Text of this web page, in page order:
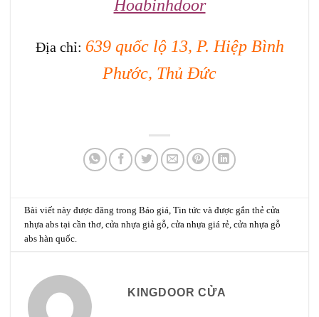
Hoabinhdoor
Địa chỉ: 639 quốc lộ 13, P. Hiệp Bình
Phước, Thủ Đức
Bài viết này được đăng trongBáo giá ,Tin tức và được gắn thẻcửa
nhựa abs tại cần thơ ,cửa nhựa giả gỗ ,cửa nhựa giá rẻ ,cửa nhựa gỗ
abs hàn quốc
KINGDOOR CỬA